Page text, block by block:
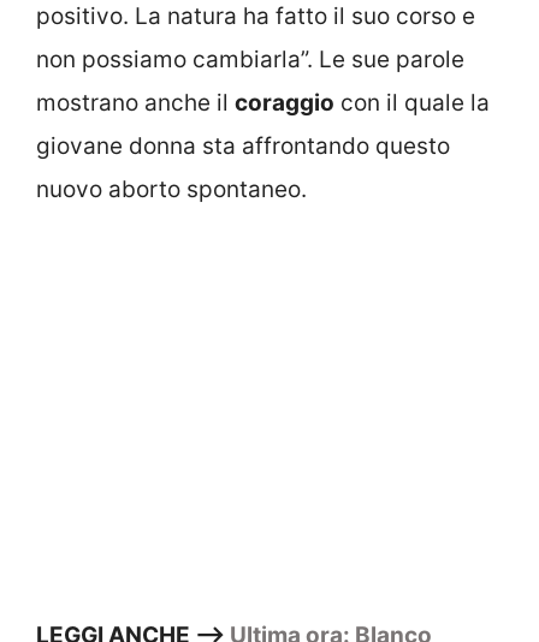
positivo. La natura ha fatto il suo corso e
non possiamo cambiarla”. Le sue parole
mostrano anche il coraggio con il quale la
giovane donna sta affrontando questo
nuovo aborto spontaneo.
LEGGI ANCHE —> Ultima ora: Blanco